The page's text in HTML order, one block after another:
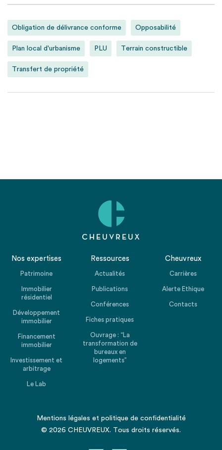
Obligation de délivrance conforme Opposabilité
Plan local d'urbanisme PLU Terrain constructible
Transfert de propriété
Nos expertises
Patrimoine
Immobilier
résidentiel
Développement
immobilier
Financement
immobilier
Investissement et
arbitrage
Le Lab
Ressources
Actualités
Publications
Conférences
Fiches pratiques
Ouvrage : “La
transformation de
bureaux en
logements”
Cheuvreux
Carrières
Alerte Ethique
Contacts
Mentions légales et politique de confidentialité
© 2026 CHEUVREUX. Tous droits réservés.